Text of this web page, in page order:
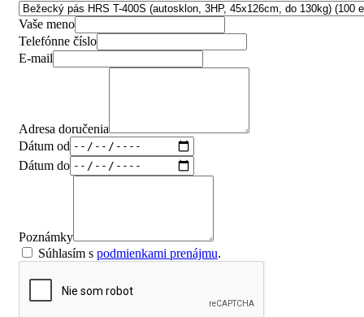
Vaše meno
Telefónne číslo
E-mail
Adresa doručenia
Dátum od
Dátum do
Poznámky
Súhlasím s podmienkami prenájmu.